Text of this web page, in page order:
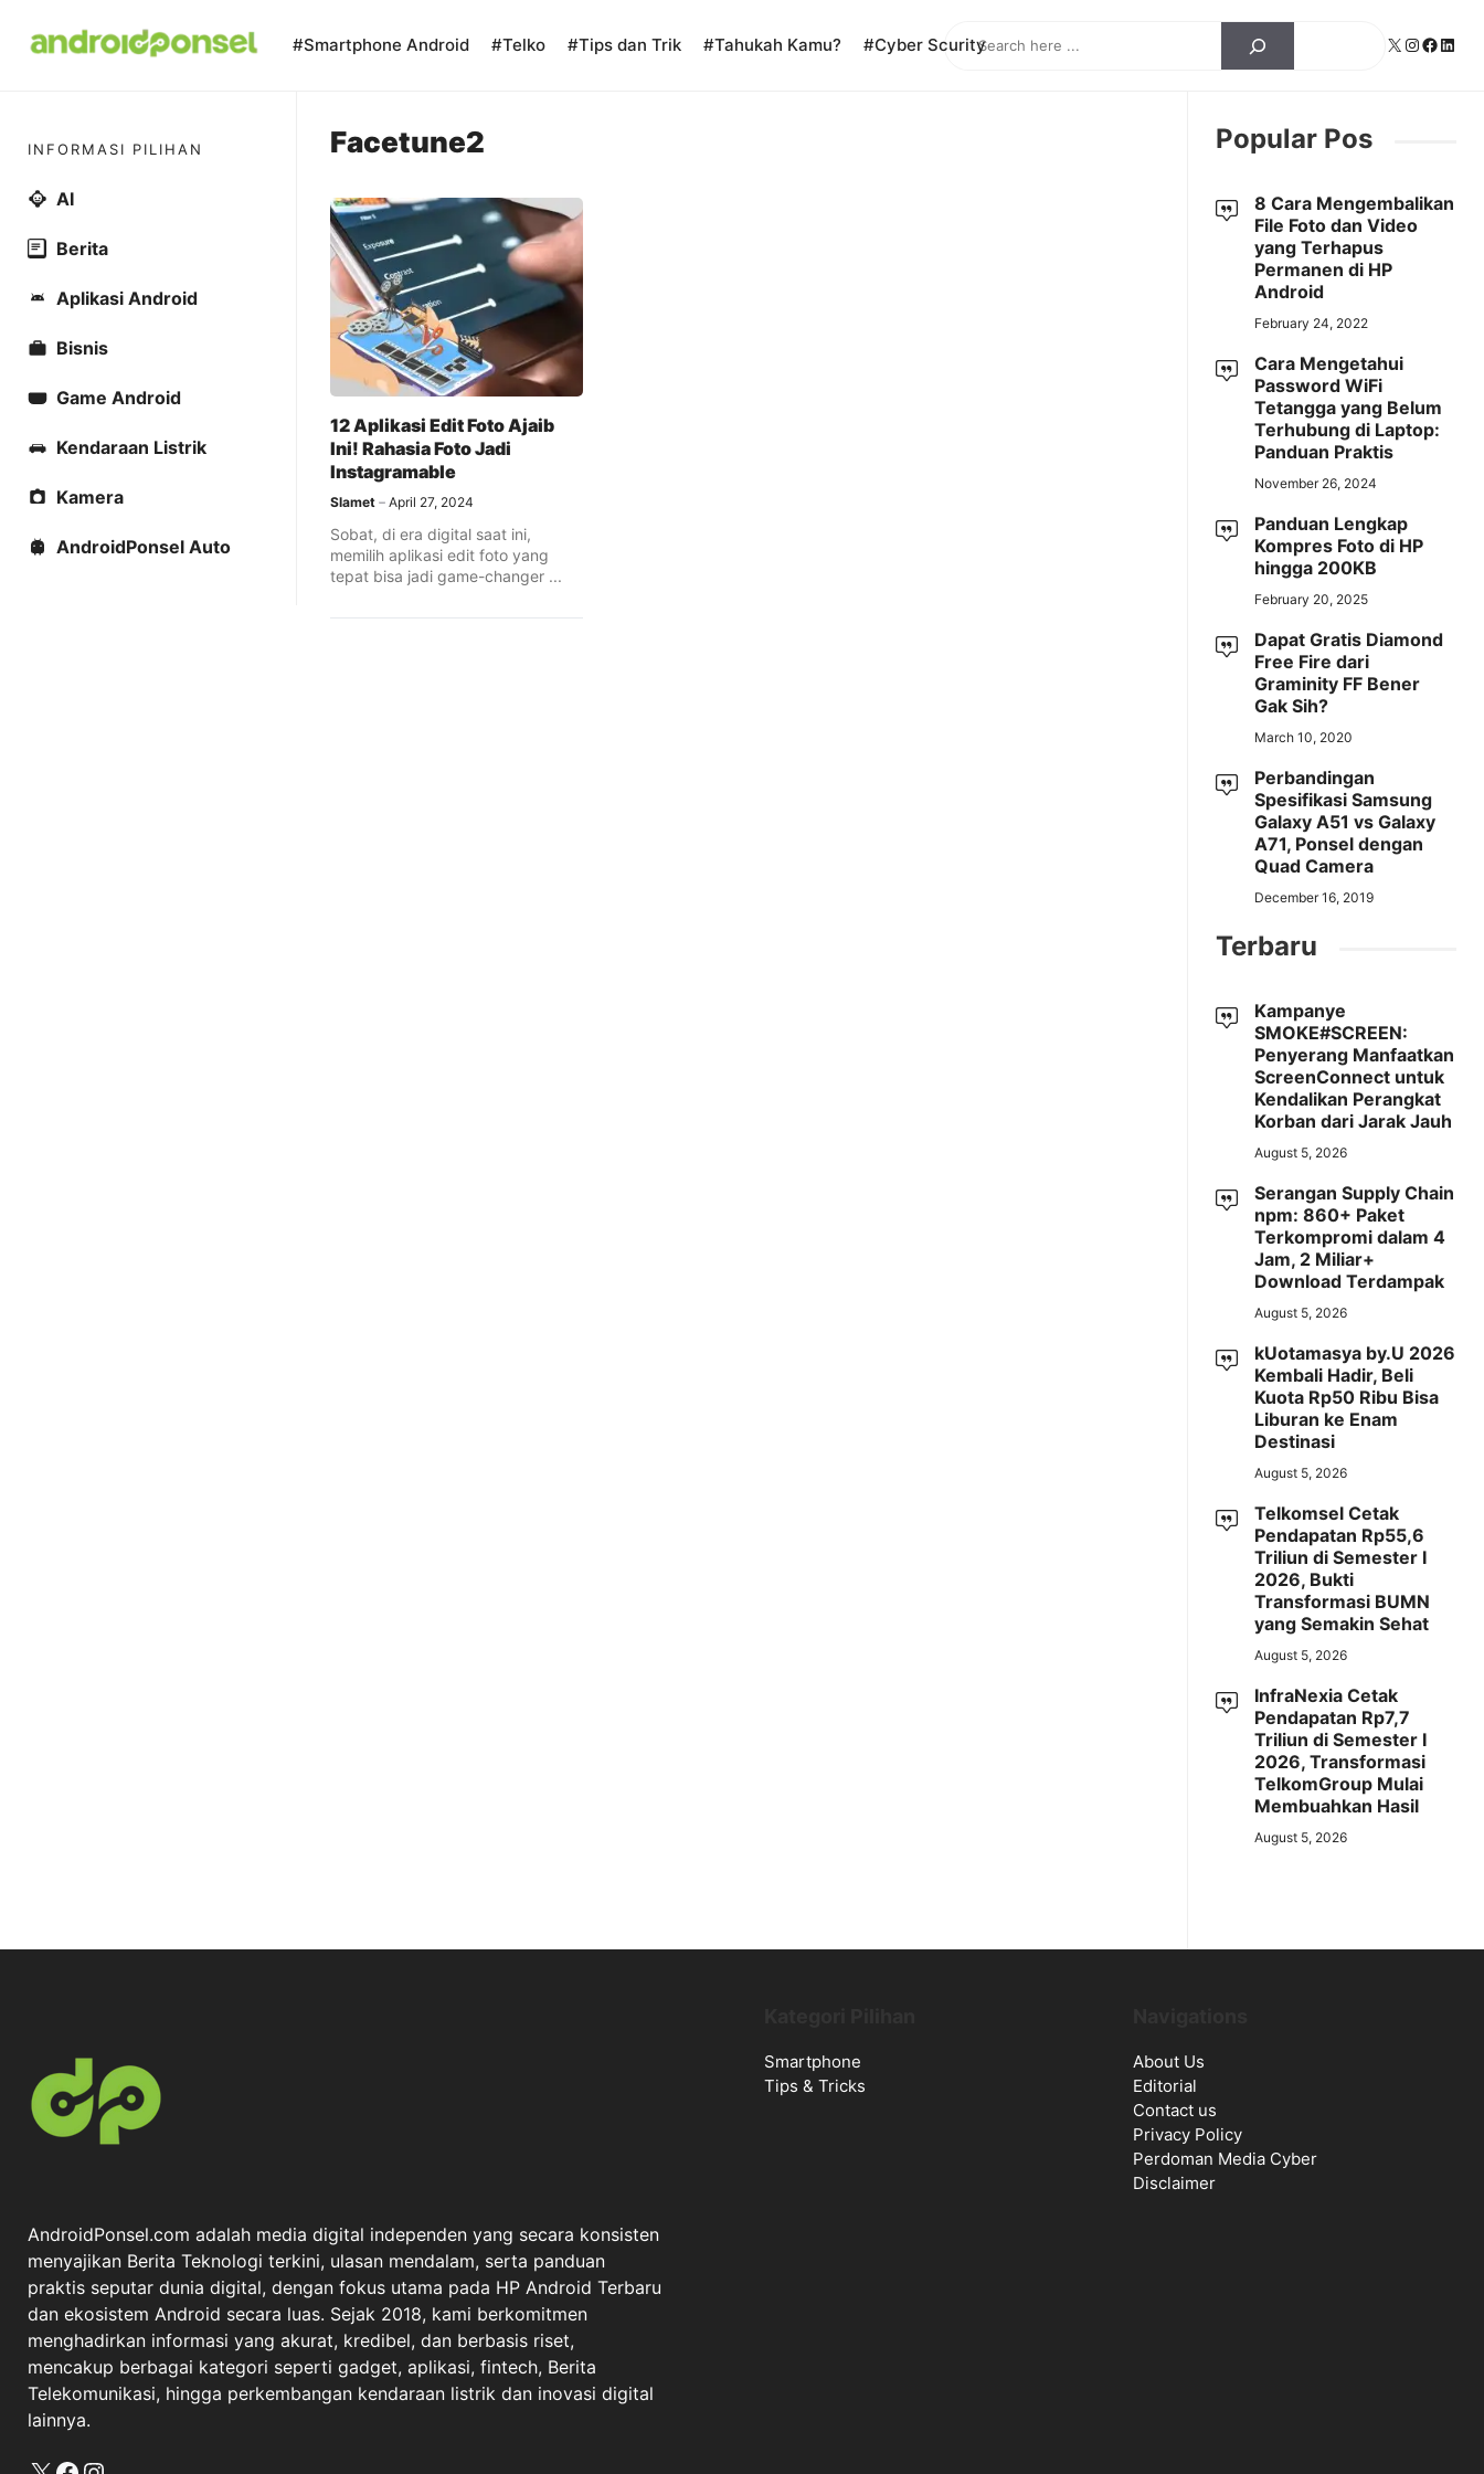
Search X Instagram
#Smartphone Android #Telko #Tips dan Trik #Tahukah Kamu? #Cyber Scurity
Facetune2
12 Aplikasi Edit Foto Ajaib
Ini! Rahasia Foto Jadi
Instagramable
Slamet April 27, 2024
Sobat, di era digital saat ini,
memilih aplikasi edit foto yang
tepat bisa jadi game-changer ...
INFORMASI PILIHAN
AI
Berita
Aplikasi Android
Bisnis
Game Android
Kendaraan Listrik
Kamera
AndroidPonsel Auto
Popular Pos
8 Cara Mengembalikan
File Foto dan Video
yang Terhapus
Permanen di HP
Android
February 24, 2022
Cara Mengetahui
Password WiFi
Tetangga yang Belum
Terhubung di Laptop:
Panduan Praktis
November 26, 2024
Panduan Lengkap
Kompres Foto di HP
hingga 200KB
February 20, 2025
Dapat Gratis Diamond
Free Fire dari
Graminity FF Bener
Gak Sih?
March 10, 2020
Perbandingan
Spesifikasi Samsung
Galaxy A51 vs Galaxy
A71, Ponsel dengan
Quad Camera
December 16, 2019
Terbaru
Kampanye
SMOKE#SCREEN:
Penyerang Manfaatkan
ScreenConnect untuk
Kendalikan Perangkat
Korban dari Jarak Jauh
August 5, 2026
Serangan Supply Chain
npm: 860+ Paket
Terkompromi dalam 4
Jam, 2 Miliar+
Download Terdampak
August 5, 2026
kUotamasya by.U 2026
Kembali Hadir, Beli
Kuota Rp50 Ribu Bisa
Liburan ke Enam
Destinasi
August 5, 2026
Telkomsel Cetak
Pendapatan Rp55,6
Triliun di Semester I
2026, Bukti
Transformasi BUMN
yang Semakin Sehat
August 5, 2026
InfraNexia Cetak
Pendapatan Rp7,7
Triliun di Semester I
2026, Transformasi
TelkomGroup Mulai
Membuahkan Hasil
August 5, 2026
AndroidPonsel.com adalah media digital independen yang secara konsisten
menyajikan Berita Teknologi terkini, ulasan mendalam, serta panduan
praktis seputar dunia digital, dengan fokus utama pada HP Android Terbaru
dan ekosistem Android secara luas. Sejak 2018, kami berkomitmen
menghadirkan informasi yang akurat, kredibel, dan berbasis riset,
mencakup berbagai kategori seperti gadget, aplikasi, fintech, Berita
Telekomunikasi, hingga perkembangan kendaraan listrik dan inovasi digital
lainnya.
Smartphone
Tips & Tricks
About Us
Editorial
Contact us
Privacy Policy
Perdoman Media Cyber
Disclaimer